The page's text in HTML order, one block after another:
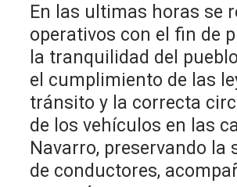
En las ultimas horas se
operativos con el fin de
la tranquilidad del
el cumplimiento de las
tránsito y la correcta
de los vehículos en las
Navarro, preservando la
de conductores,